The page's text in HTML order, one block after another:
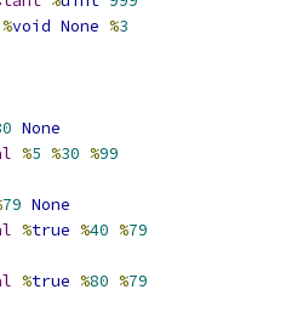
%void None %3
None
%5 %30 %99
79 None
%true %40 %79
%true %80 %79